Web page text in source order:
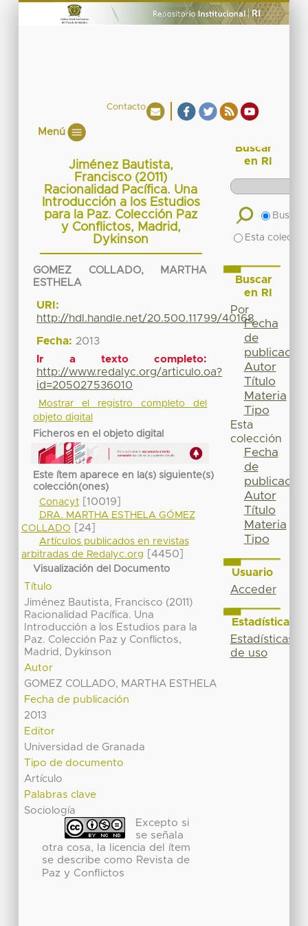
Contacto
Menú
Jiménez Bautista,
Francisco (2011)
Racionalidad Pacífica. Una
Introducción a los Estudios
para la Paz. Colección Paz
y Conflictos, Madrid,
Dykinson
GOMEZ COLLADO, MARTHA
ESTHELA
URI:
http://hdl.handle.net/20.500.11799/40168
Fecha: 2013
Ir a texto completo:
http://www.redalyc.org/articulo.oa?
id=205027536010
Mostrar el registro completo del
objeto digital
Ficheros en el objeto digital
Este ítem aparece en la(s) siguiente(s)
colección(ones)
Conacyt[10019]
DRA. MARTHA ESTHELA GÓMEZ
COLLADO
[24]
Artículos publicados en revistas
arbitradas de Redalyc.org
[4450]
Visualización del Documento
Título
Jiménez Bautista, Francisco (2011)
Racionalidad Pacífica. Una
Introducción a los Estudios para la
Paz. Colección Paz y Conflictos,
Madrid, Dykinson
Autor
GOMEZ COLLADO, MARTHA ESTHELA
Fecha de publicación
2013
Editor
Universidad de Granada
Tipo de documento
Artículo
Palabras clave
Sociología
Excepto si
se señala
otra cosa, la licencia del ítem
se describe como Revista de
Paz y Conflictos
Buscar
en RI
Buscar
Esta
Buscar
en RI
Por
Fecha
de
publicación
Autor
Título
Materia
Tipo
Esta
colección
Fecha
de
publicación
Autor
Título
Materia
Tipo
Usuario
Acceder
Estadísticas
Estadísticas
de uso